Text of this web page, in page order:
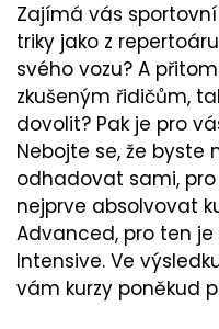
Zajímá vás
triky jako z
svého vozu? A
zkušeným řidičům,
dovolit? Pak je pro
Nebojte se, že byste
odhadovat sami,
nejprve absolvovat
Advanced, pro ten je
Intensive. Ve
vám kurzy poněkud